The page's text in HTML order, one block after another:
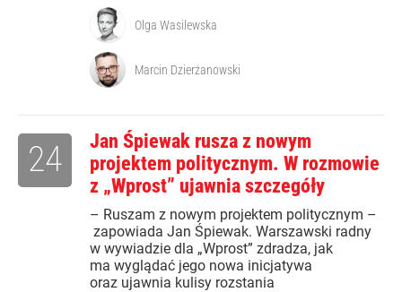
Olga Wasilewska
Marcin Dzierżanowski
Jan Śpiewak rusza z nowym
projektem politycznym. W rozmowie
z „Wprost” ujawnia szczegóły
– Ruszam z nowym projektem politycznym –
zapowiada Jan Śpiewak. Warszawski radny
w wywiadzie dla „Wprost” zdradza, jak
ma wyglądać jego nowa inicjatywa
oraz ujawnia kulisy rozstania
24